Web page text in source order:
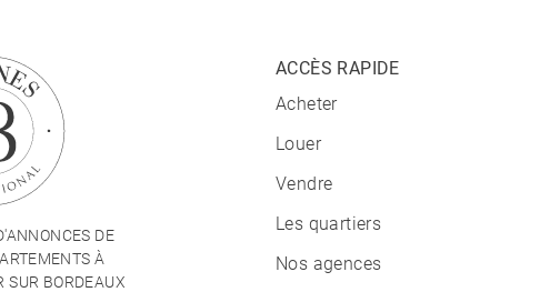
DE
À
SUR BORDEAUX
ACCÈS RAPIDE
Acheter
Louer
Vendre
Les quartiers
Nos agences